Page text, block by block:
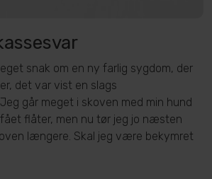
snak om en ny farlig sygdom, der
det var vist en slags
går meget i skoven med min hund
flåter, men nu tør jeg jo næsten
længere. Skal jeg være bekymret